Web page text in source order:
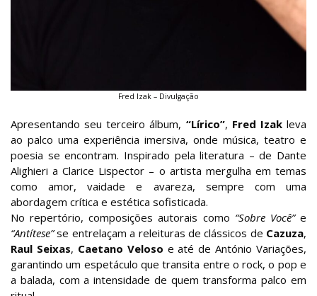
Fred Izak – Divulgação
Apresentando seu terceiro álbum, “Lírico”, Fred Izakleva
ao palco uma experiência imersiva, onde música, teatro e
poesia se encontram. Inspirado pela literatura – de Dante
Alighieri a Clarice Lispector – o artista mergulha em temas
como amor, vaidade e avareza, sempre com uma
abordagem crítica e estética sofisticada.
No repertório, composições autorais como “Sobre Você”e
“Antítese”se entrelaçam a releituras de clássicos de Cazuza,
Raul Seixas, Caetano Veloso e até de António Variações,
garantindo um espetáculo que transita entre o rock, o pop e
a balada, com a intensidade de quem transforma palco em